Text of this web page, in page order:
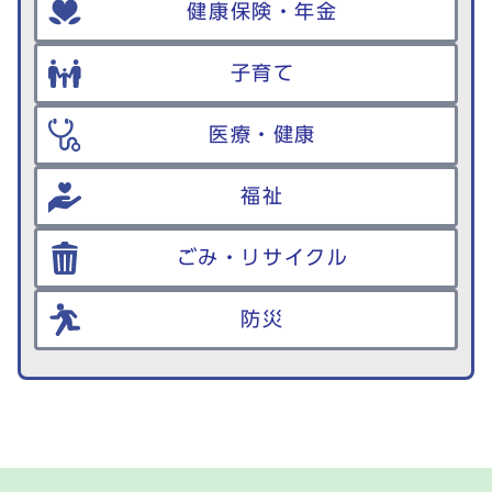
健康保険・年金
子育て
医療・健康
福祉
ごみ・リサイクル
防災